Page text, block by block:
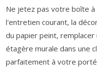
Ne jetez pas votre boîte à
l'entretien courant, la
du papier peint,
étagère murale dans une
parfaitement à votre